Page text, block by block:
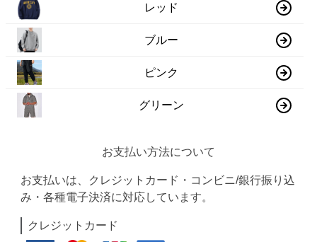
レッド
ブルー
ピンク
グリーン
お支払い方法について
お支払いは、クレジットカード・コンビニ/銀行振り込
み・各種電子決済に対応しています。
クレジットカード